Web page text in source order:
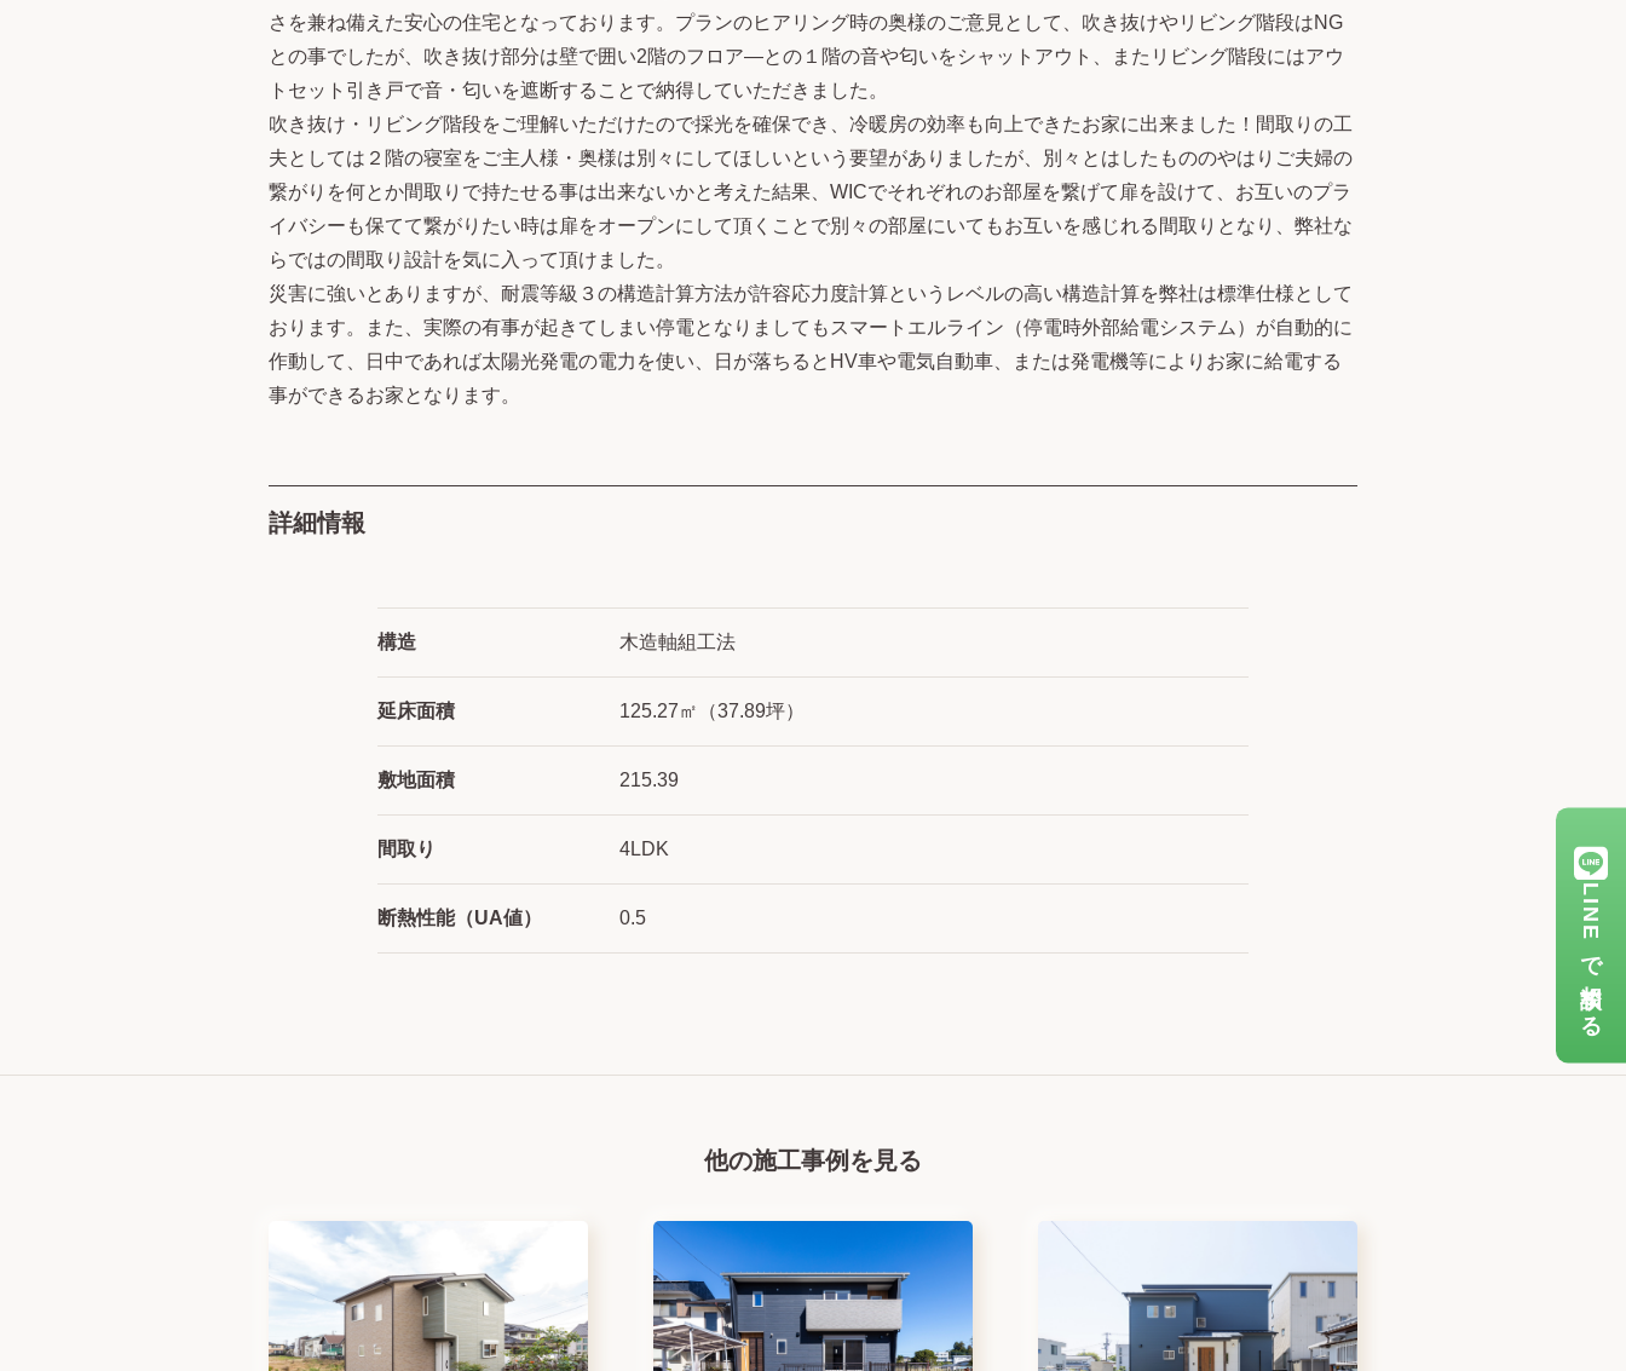
さを兼ね備えた安心の住宅となっております。プランのヒアリング時の奥様のご意見として、吹き抜けやリビング階段はNG
との事でしたが、吹き抜け部分は壁で囲い2階のフロア―との１階の音や匂いをシャットアウト、またリビング階段にはアウ
トセット引き戸で音・匂いを遮断することで納得していただきました。
吹き抜け・リビング階段をご理解いただけたので採光を確保でき、冷暖房の効率も向上できたお家に出来ました！間取りの工
夫としては２階の寝室をご主人様・奥様は別々にしてほしいという要望がありましたが、別々とはしたもののやはりご夫婦の
繋がりを何とか間取りで持たせる事は出来ないかと考えた結果、WICでそれぞれのお部屋を繋げて扉を設けて、お互いのプラ
イバシーも保てて繋がりたい時は扉をオープンにして頂くことで別々の部屋にいてもお互いを感じれる間取りとなり、弊社な
らではの間取り設計を気に入って頂けました。
災害に強いとありますが、耐震等級３の構造計算方法が許容応力度計算というレベルの高い構造計算を弊社は標準仕様として
おります。また、実際の有事が起きてしまい停電となりましてもスマートエルライン（停電時外部給電システム）が自動的に
作動して、日中であれば太陽光発電の電力を使い、日が落ちるとHV車や電気自動車、または発電機等によりお家に給電する
事ができるお家となります。
詳細情報
構造 木造軸組工法
延床面積 125.27㎡（37.89坪）
敷地面積 215.39
間取り 4LDK
断熱性能（UA値） 0.5
他の施工事例を見る
LINEで相談する